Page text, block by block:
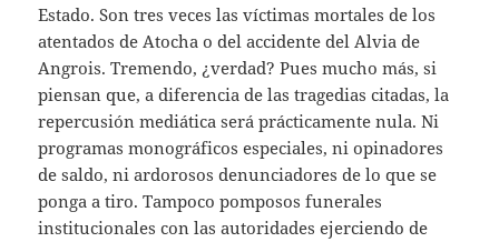
Estado. Son tres veces las víctimas mortales de los
atentados de Atocha o del accidente del Alvia de
Angrois. Tremendo, ¿verdad? Pues mucho más, si
piensan que, a diferencia de las tragedias citadas, la
repercusión mediática será prácticamente nula. Ni
programas monográficos especiales, ni opinadores
de saldo, ni ardorosos denunciadores de lo que se
ponga a tiro. Tampoco pomposos funerales
institucionales con las autoridades ejerciendo de